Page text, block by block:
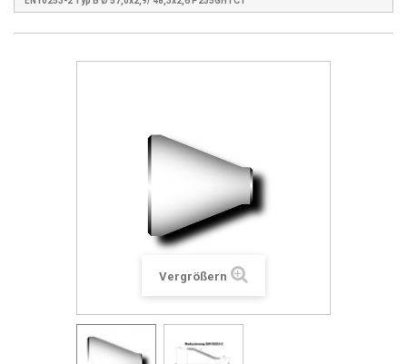
Vergrößern